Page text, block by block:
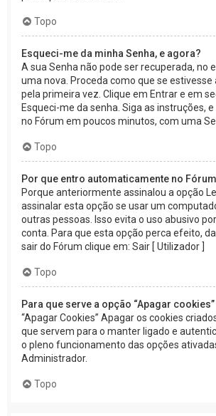
Topo
Esqueci-me da minha Senha, e agora?
A sua Senha não pode ser recuperada, no
uma nova. Proceda como que se estivesse
pela primeira vez. Clique em Entrar e em
Esqueci-me da senha. Siga as instruções,
no Fórum em poucos minutos, com uma
Topo
Por que entro automaticamente no
Porque anteriormente assinalou a opção
assinalar esta opção se usar um
outras pessoas. Isso evita o uso abusivo
conta. Para que esta opção perca efeito,
sair do Fórum clique em: Sair [ Utilizador ]
Topo
Para que serve a opção “Apagar cookies”
“Apagar Cookies” Apagar os cookies
que servem para o manter ligado e
o pleno funcionamento das opções
Administrador.
Topo